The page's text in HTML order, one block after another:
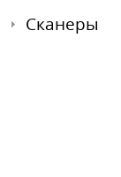
Сканеры